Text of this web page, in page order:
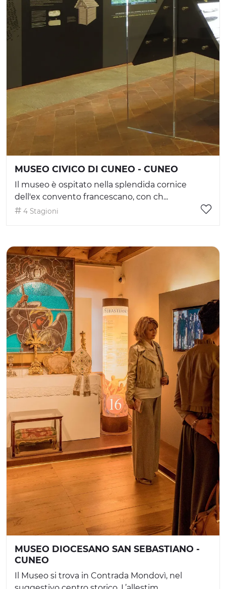
MUSEO CIVICO DI CUNEO - CUNEO
Il museo è ospitato nella splendida cornice
dell'ex convento francescano, con ch...
4 Stagioni
MUSEO DIOCESANO SAN SEBASTIANO -
CUNEO
Il Museo si trova in Contrada Mondovì, nel